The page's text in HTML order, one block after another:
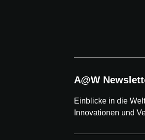
A@W
Einblicke in die
Innovationen und